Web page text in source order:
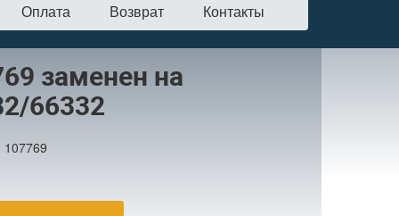
Оплата Возврат Контакты
на 66282/66332
заменен на
66332
107769